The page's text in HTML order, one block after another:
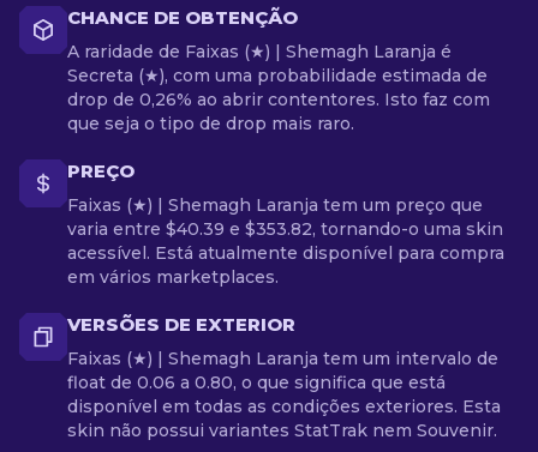
CHANCE DE OBTENÇÃO
A raridade de Faixas (★) | Shemagh Laranja é
Secreta (★), com uma probabilidade estimada de
drop de 0,26% ao abrir contentores. Isto faz com
que seja o tipo de drop mais raro.
PREÇO
Faixas (★) | Shemagh Laranja tem um preço que
varia entre $40.39 e $353.82, tornando-o uma skin
acessível. Está atualmente disponível para compra
em vários marketplaces.
VERSÕES DE EXTERIOR
Faixas (★) | Shemagh Laranja tem um intervalo de
float de 0.06 a 0.80, o que significa que está
disponível em todas as condições exteriores. Esta
skin não possui variantes StatTrak nem Souvenir.